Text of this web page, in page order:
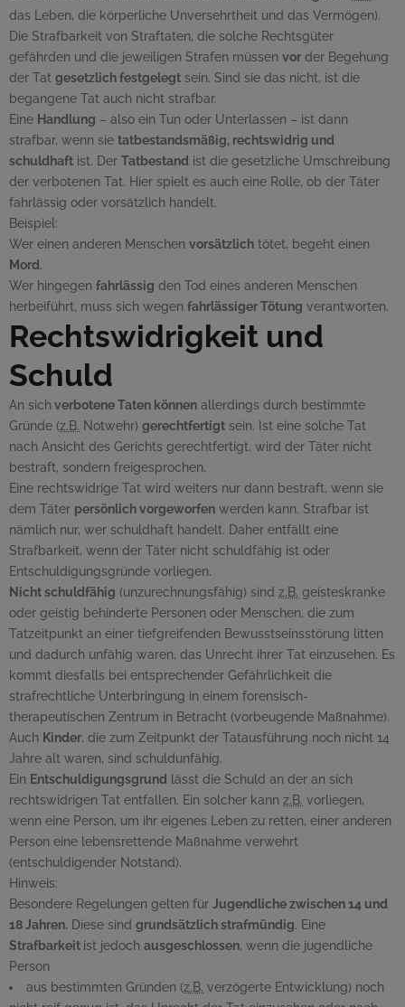
das Leben, die körperliche Unversehrtheit und das Vermögen).
Die Strafbarkeit von Straftaten, die solche Rechtsgüter
gefährden und die jeweiligen Strafen müssen vor der Begehung
der Tat gesetzlich festgelegt sein. Sind sie das nicht, ist die
begangene Tat auch nicht strafbar.
Eine Handlung – also ein Tun oder Unterlassen – ist dann
strafbar, wenn sie tatbestandsmäßig, rechtswidrig und
schuldhaft ist. Der Tatbestand ist die gesetzliche Umschreibung
der verbotenen Tat. Hier spielt es auch eine Rolle, ob der Täter
fahrlässig oder vorsätzlich handelt.
Beispiel:
Wer einen anderen Menschen vorsätzlich tötet, begeht einen
Mord .
Wer hingegen fahrlässig den Tod eines anderen Menschen
herbeiführt, muss sich wegen fahrlässiger Tötung verantworten.
Rechtswidrigkeit und
Schuld
An sich verbotene Taten können allerdings durch bestimmte
Gründe (z.B. Notwehr) gerechtfertigt sein. Ist eine solche Tat
nach Ansicht des Gerichts gerechtfertigt, wird der Täter nicht
bestraft, sondern freigesprochen.
Eine rechtswidrige Tat wird weiters nur dann bestraft, wenn sie
dem Täter persönlich vorgeworfen werden kann. Strafbar ist
nämlich nur, wer schuldhaft handelt. Daher entfällt eine
Strafbarkeit, wenn der Täter nicht schuldfähig ist oder
Entschuldigungsgründe vorliegen.
Nicht schuldfähig (unzurechnungsfähig) sind z.B. geisteskranke
oder geistig behinderte Personen oder Menschen, die zum
Tatzeitpunkt an einer tiefgreifenden Bewusstseinsstörung litten
und dadurch unfähig waren, das Unrecht ihrer Tat einzusehen. Es
kommt diesfalls bei entsprechender Gefährlichkeit die
strafrechtliche Unterbringung in einem forensisch-
therapeutischen Zentrum in Betracht (vorbeugende Maßnahme).
Auch Kinder, die zum Zeitpunkt der Tatausführung noch nicht 14
Jahre alt waren, sind schuldunfähig.
Ein Entschuldigungsgrund
lässt die Schuld an der an sich
rechtswidrigen Tat entfallen. Ein solcher kann z.B. vorliegen,
wenn eine Person, um ihr eigenes Leben zu retten, einer anderen
Person eine lebensrettende Maßnahme verwehrt
(entschuldigender Notstand).
Hinweis:
Besondere Regelungen gelten für Jugendliche zwischen 14 und
18 Jahren. Diese sind grundsätzlich strafmündig. Eine
Strafbarkeit ist jedoch ausgeschlossen, wenn die jugendliche
Person
aus bestimmten Gründen (z.B. verzögerte Entwicklung) noch